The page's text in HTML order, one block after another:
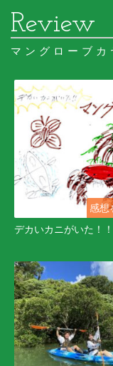
マングローブカ
感想
デカいカニがいた！！